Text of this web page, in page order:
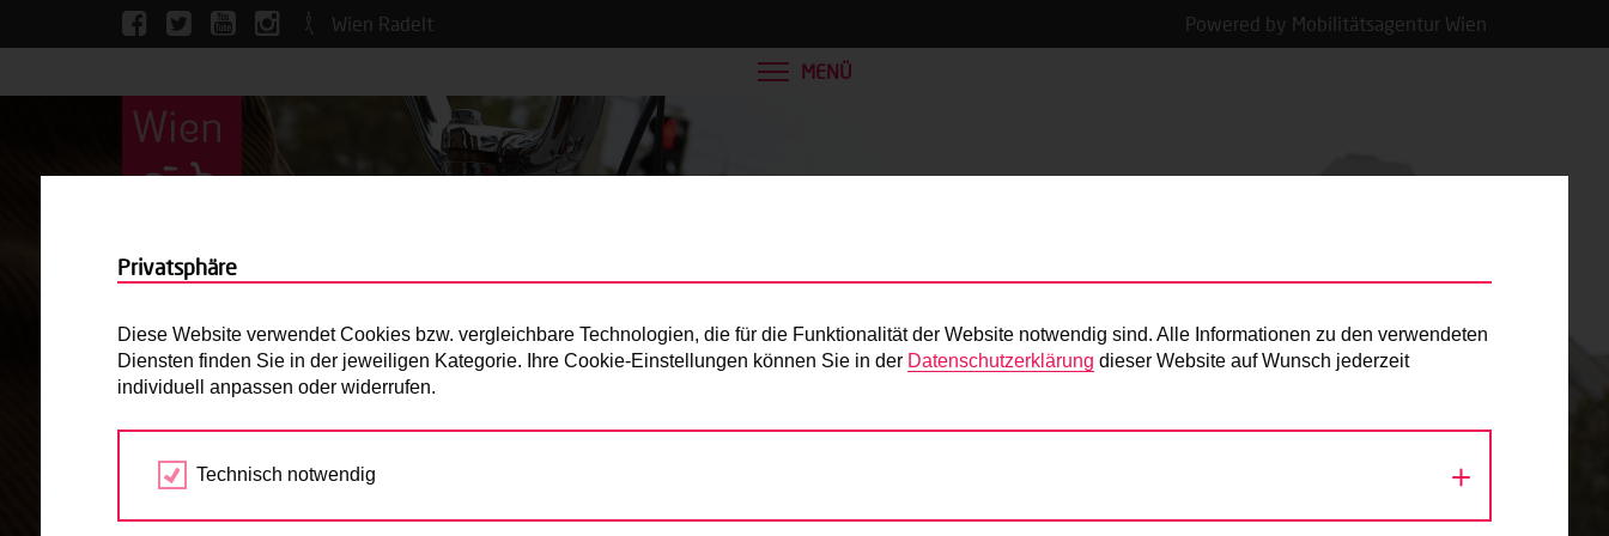
Wien Radelt Powered by Mobilitätsagentur Wien
MENÜ
Privatsphäre
Diese Website verwendet Cookies bzw. vergleichbare Technologien, die für die Funktionalität der Website notwendig sind. Alle Informationen zu den verwendeten
Diensten finden Sie in der jeweiligen Kategorie. Ihre Cookie-Einstellungen können Sie in der Datenschutzerklärung dieser Website auf Wunsch jederzeit
individuell anpassen oder widerrufen.
Technisch notwendig